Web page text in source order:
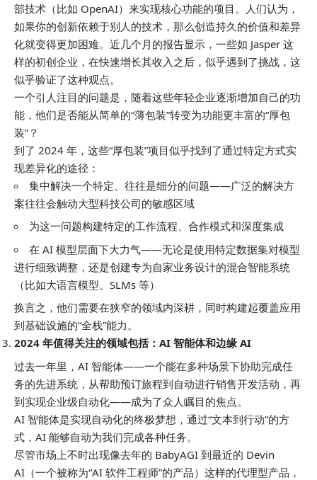
部技术（比如 OpenAI）来实现核心功能的项目。人们认为，
如果你的创新依赖于别人的技术，那么创造持久的价值和差异
化就变得更加困难。近几个月的报告显示，一些如 Jasper 这
样的初创企业，在快速增长其收入之后，似乎遇到了挑战，这
似乎验证了这种观点。
一个引人注目的问题是，随着这些年轻企业逐渐增加自己的功
能，他们是否能从简单的“薄包装”转变为功能更丰富的“厚包
装”？
到了 2024 年，这些“厚包装”项目似乎找到了通过特定方式实
现差异化的途径：
集中解决一个特定、往往是细分的问题——广泛的解决方
案往往会触动大型科技公司的敏感区域
为这一问题构建特定的工作流程、合作模式和深度集成
在 AI 模型层面下大力气——无论是使用特定数据集对模型
进行细致调整，还是创建专为自家业务设计的混合智能系统
（比如大语言模型、SLMs 等）
换言之，他们需要在狭窄的领域内深耕，同时构建起覆盖应用
到基础设施的“全栈”能力。
2024 年值得关注的领域包括：AI 智能体和边缘 AI
过去一年里，AI 智能体——一个能在多种场景下协助完成任
务的先进系统，从帮助预订旅程到自动进行销售开发活动，再
到实现企业级自动化——成为了众人瞩目的焦点。
AI 智能体是实现自动化的终极梦想，通过“文本到行动”的方
式，AI 能够自动为我们完成各种任务。
尽管市场上不时出现像去年的 BabyAGI 到最近的 Devin
AI（一个被称为“AI 软件工程师”的产品）这样的代理型产品，